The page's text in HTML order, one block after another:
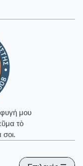
μου
τὸ
σοι.